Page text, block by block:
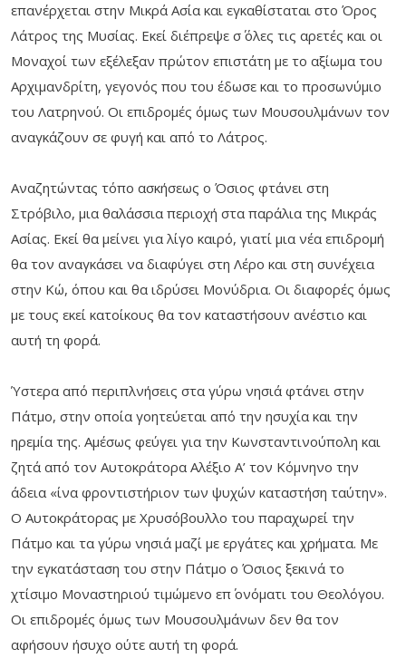
επανέρχεται στην Μικρά Ασία και εγκαθίσταται στο Όρος
Λάτρος της Μυσίας. Εκεί διέπρεψε σ΄ όλες τις αρετές και οι
Μοναχοί των εξέλεξαν πρώτον επιστάτη με το αξίωμα του
Αρχιμανδρίτη, γεγονός που του έδωσε και το προσωνύμιο
του Λατρηνού. Οι επιδρομές όμως των Μουσουλμάνων τον
αναγκάζουν σε φυγή και από το Λάτρος.
Αναζητώντας τόπο ασκήσεως ο Όσιος φτάνει στη
Στρόβιλο, μια θαλάσσια περιοχή στα παράλια της Μικράς
Ασίας. Εκεί θα μείνει για λίγο καιρό, γιατί μια νέα επιδρομή
θα τον αναγκάσει να διαφύγει στη Λέρο και στη συνέχεια
στην Κώ, όπου και θα ιδρύσει Μονύδρια. Οι διαφορές όμως
με τους εκεί κατοίκους θα τον καταστήσουν ανέστιο και
αυτή τη φορά.
Ύστερα από περιπλνήσεις στα γύρω νησιά φτάνει στην
Πάτμο, στην οποία γοητεύεται από την ησυχία και την
ηρεμία της. Αμέσως φεύγει για την Κωνσταντινούπολη και
ζητά από τον Αυτοκράτορα Αλέξιο Α’ τον Κόμνηνο την
άδεια «ίνα φροντιστήριον των ψυχών καταστήση ταύτην».
Ο Αυτοκράτορας με Χρυσόβουλλο του παραχωρεί την
Πάτμο και τα γύρω νησιά μαζί με εργάτες και χρήματα. Με
την εγκατάσταση του στην Πάτμο ο Όσιος ξεκινά το
χτίσιμο Μοναστηριού τιμώμενο επ΄ ονόματι του Θεολόγου.
Οι επιδρομές όμως των Μουσουλμάνων δεν θα τον
αφήσουν ήσυχο ούτε αυτή τη φορά.